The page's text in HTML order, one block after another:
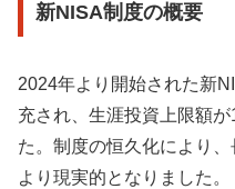
新NISA制度の概要
2024年より開始された新
充され、生涯投資上限額
た。制度の恒久化により
より現実的となりました。